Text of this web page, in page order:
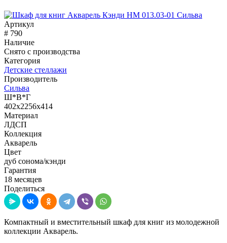
Артикул
# 790
Наличие
Снято с производства
Категория
Детские стеллажи
Производитель
Сильва
Ш*В*Г
402x2256x414
Материал
ЛДСП
Коллекция
Акварель
Цвет
дуб сонома/кэнди
Гарантия
18 месяцев
Поделиться
Компактный и вместительный шкаф для книг из молодежной
коллекции Акварель.